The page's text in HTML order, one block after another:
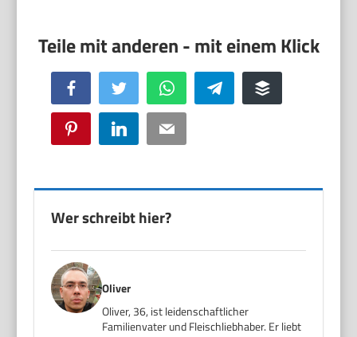
Facebook Twitter WhatsApp Telegram Buffer
Pinterest LinkedIn Email
Wer schreibt hier?
Oliver
Oliver, 36, ist leidenschaftlicher
Familienvater und Fleischliebhaber. Er liebt